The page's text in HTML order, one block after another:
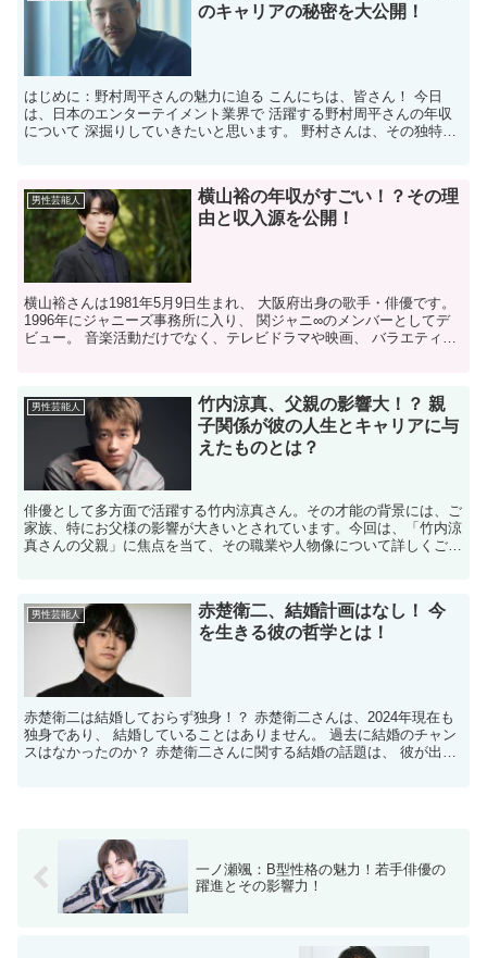
のキャリアの秘密を大公開！
はじめに：野村周平さんの魅力に迫る こんにちは、皆さん！ 今日
は、日本のエンターテイメント業界で 活躍する野村周平さんの年収
について 深掘りしていきたいと思います。 野村さんは、その独特な
男性芸能人
横山裕の年収がすごい！？その理
由と収入源を公開！
横山裕さんは1981年5月9日生まれ、 大阪府出身の歌手・俳優です。
1996年にジャニーズ事務所に入り、 関ジャニ∞のメンバーとしてデ
ビュー。 音楽活動だけでなく、テレビドラマや映画、 バラエティ番
男性芸能人
竹内涼真、父親の影響大！？ 親
子関係が彼の人生とキャリアに与
えたものとは？
俳優として多方面で活躍する竹内涼真さん。その才能の背景には、ご
家族、特にお父様の影響が大きいとされています。今回は、「竹内涼
真さんの父親」に焦点を当て、その職業や人物像について詳しくご紹
男性芸能人
赤楚衛二、結婚計画はなし！ 今
を生きる彼の哲学とは！
赤楚衛二は結婚しておらず独身！？ 赤楚衛二さんは、2024年現在も
独身であり、 結婚していることはありません。 過去に結婚のチャン
スはなかったのか？ 赤楚衛二さんに関する結婚の話題は、 彼が出演
一ノ瀬颯：B型性格の魅力！若手俳優の
躍進とその影響力！